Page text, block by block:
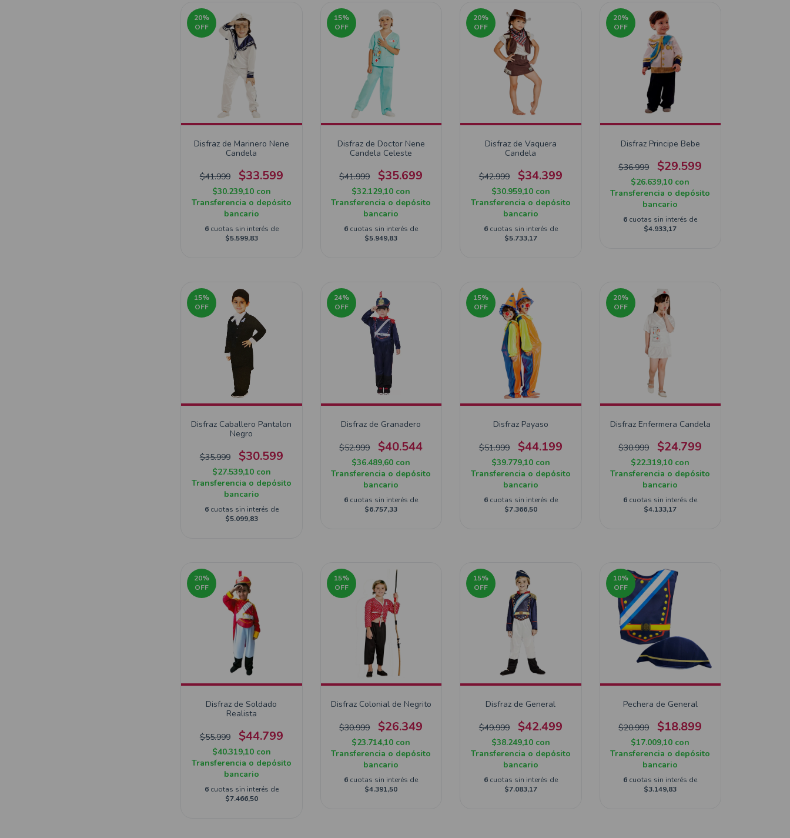
20%
OFF
Disfraz de Marinero Nene
Candela
$41.999 $33.599
$30.239,10 con
Transferencia o depósito
bancario
6 cuotas sin interés de
$5.599,83
15%
OFF
Disfraz de Doctor Nene
Candela Celeste
$41.999 $35.699
$32.129,10 con
Transferencia o depósito
bancario
6 cuotas sin interés de
$5.949,83
20%
OFF
Disfraz de Vaquera
Candela
$42.999 $34.399
$30.959,10 con
Transferencia o depósito
bancario
6 cuotas sin interés de
$5.733,17
20%
OFF
Disfraz Principe Bebe
$36.999 $29.599
$26.639,10 con
Transferencia o depósito
bancario
6 cuotas sin interés de
$4.933,17
15%
OFF
Disfraz Caballero Pantalon
Negro
$35.999 $30.599
$27.539,10 con
Transferencia o depósito
bancario
6 cuotas sin interés de
$5.099,83
24%
OFF
Disfraz de Granadero
$52.999 $40.544
$36.489,60 con
Transferencia o depósito
bancario
6 cuotas sin interés de
$6.757,33
15%
OFF
Disfraz Payaso
$51.999 $44.199
$39.779,10 con
Transferencia o depósito
bancario
6 cuotas sin interés de
$7.366,50
20%
OFF
Disfraz Enfermera Candela
$30.999 $24.799
$22.319,10 con
Transferencia o depósito
bancario
6 cuotas sin interés de
$4.133,17
20%
OFF
Disfraz de Soldado
Realista
$55.999 $44.799
$40.319,10 con
Transferencia o depósito
bancario
6 cuotas sin interés de
$7.466,50
15%
OFF
Disfraz Colonial de Negrito
$30.999 $26.349
$23.714,10 con
Transferencia o depósito
bancario
6 cuotas sin interés de
$4.391,50
15%
OFF
Disfraz de General
$49.999 $42.499
$38.249,10 con
Transferencia o depósito
bancario
6 cuotas sin interés de
$7.083,17
10%
OFF
Pechera de General
$20.999 $18.899
$17.009,10 con
Transferencia o depósito
bancario
6 cuotas sin interés de
$3.149,83